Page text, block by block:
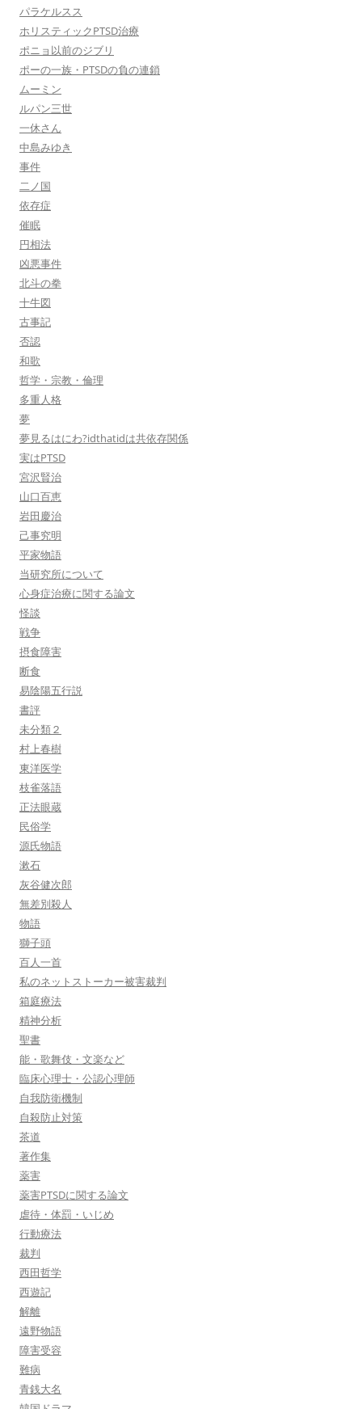
パラケルスス
ホリスティックPTSD治療
ポニョ以前のジブリ
ポーの一族・PTSDの負の連鎖
ムーミン
ルパン三世
一休さん
中島みゆき
事件
二ノ国
依存症
催眠
円相法
凶悪事件
北斗の拳
十牛図
古事記
否認
和歌
哲学・宗教・倫理
多重人格
夢
夢見るはにわ?idthatidは共依存関係
実はPTSD
宮沢賢治
山口百恵
岩田慶治
己事究明
平家物語
当研究所について
心身症治療に関する論文
怪談
戦争
摂食障害
断食
易陰陽五行説
書評
未分類２
村上春樹
東洋医学
枝雀落語
正法眼蔵
民俗学
源氏物語
漱石
灰谷健次郎
無差別殺人
物語
獅子頭
百人一首
私のネットストーカー被害裁判
箱庭療法
精神分析
聖書
能・歌舞伎・文楽など
臨床心理士・公認心理師
自我防衛機制
自殺防止対策
茶道
著作集
薬害
薬害PTSDに関する論文
虐待・体罰・いじめ
行動療法
裁判
西田哲学
西遊記
解離
遠野物語
障害受容
難病
青銭大名